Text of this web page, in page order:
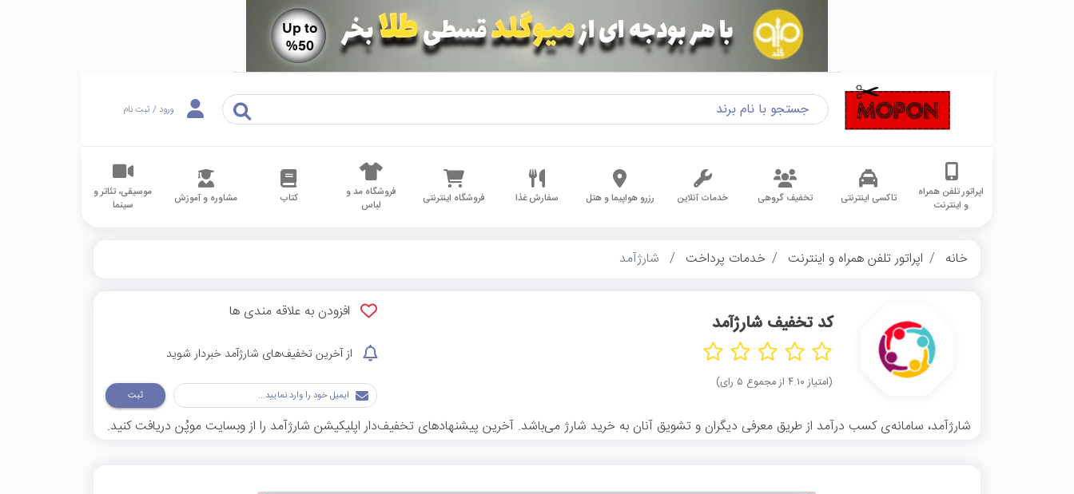
ورود / ثبت نام
اپراتور تلفن همراه
و اینترنت
تاکسی اینترنتی تخفیف گروهی خدمات آنلاین رزرو هواپیما و هتل سفارش غذا فروشگاه اینترنتی
فروشگاه مد و
لباس
کتاب مشاوره و آموزش
موسیقی، تئاتر و
سینما
خانه اپراتور تلفن همراه و اینترنت خدمات پرداخت شارژآمد
کد تخفیف شارژآمد
(امتیاز ۴.۱۰ از مجموع ۵ رای)
افزودن به علاقه مندی ها
از آخرین تخفیف‌های شارژآمد خبردار شوید
ثبت
شارژآمد، سامانه‌ی کسب درآمد از طریق معرفی دیگران و تشویق آنان به خرید شارژ می‌باشد. آخرین پیشنهادهای تخفیف‌دار اپلیکیشن شارژآمد را از وبسایت موپُن دریافت کنید.